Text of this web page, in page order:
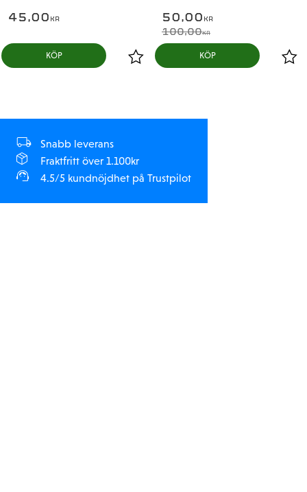
45,00 KR
KÖP
50,00 KR
100,00KR
KÖP
Snabb leverans
Fraktfritt över 1.100kr
4.5/5 kundnöjdhet på Trustpilot